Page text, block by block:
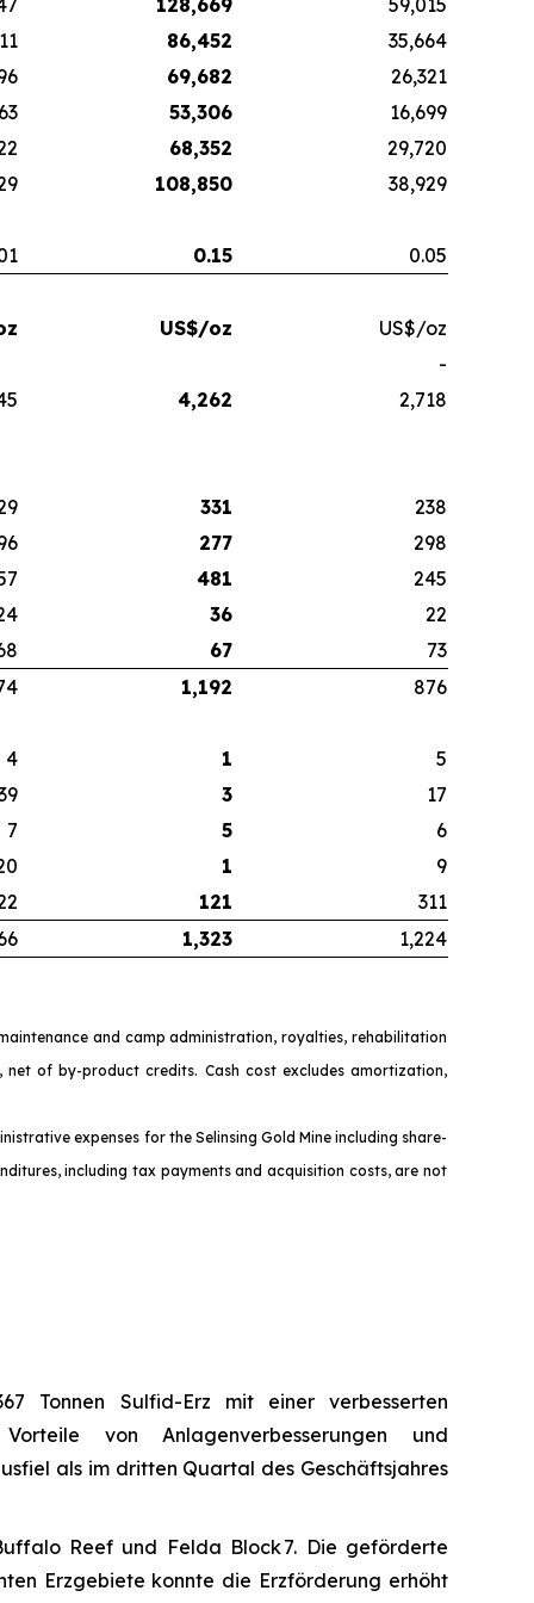
86,452
35,664
69,682
26,321
53,306
16,699
68,352
29,720
108,850 38,929
0.15 0.05
US$/oz
US$/oz
-
4,262 2,718
331
238
277
298
481
245
36
22
67
73
1,192 876
4 1
5
3
17
7
5
6
1
9
121
311
1,323 1,224
and camp administration, royalties, rehabilitation
of by-product credits. Cash cost excludes amortization,
expenses for the Selinsing Gold Mine including share-
including tax payments and acquisition costs, are not
Tonnen Sulfid-Erz mit einer verbesserten
von Anlagenverbesserungen und
als im dritten Quartal des Geschäftsjahres
Reef und Felda Block 7. Die geförderte
Erzgebiete konnte die Erzförderung erhöht